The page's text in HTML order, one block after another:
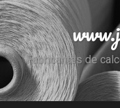
Fabricantes de